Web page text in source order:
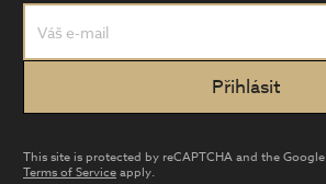
This site is protected by reCAPTCHA and the Google
Terms of Serviceapply.